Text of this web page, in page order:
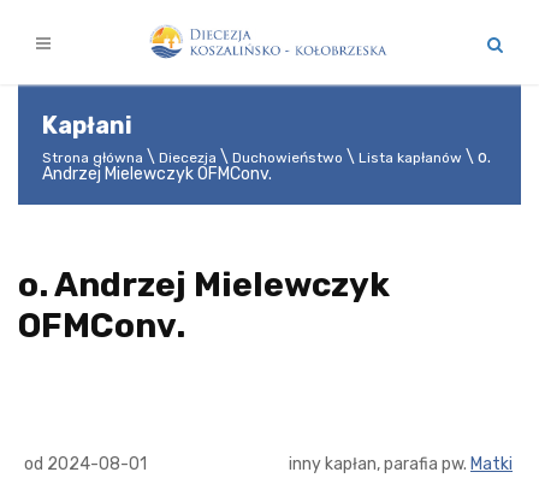
Kapłani
Strona główna Diecezja Duchowieństwo Lista kapłanów
o.
Andrzej Mielewczyk OFMConv.
o. Andrzej Mielewczyk
OFMConv.
od 2024-08-01 inny kapłan, parafia pw. Matki